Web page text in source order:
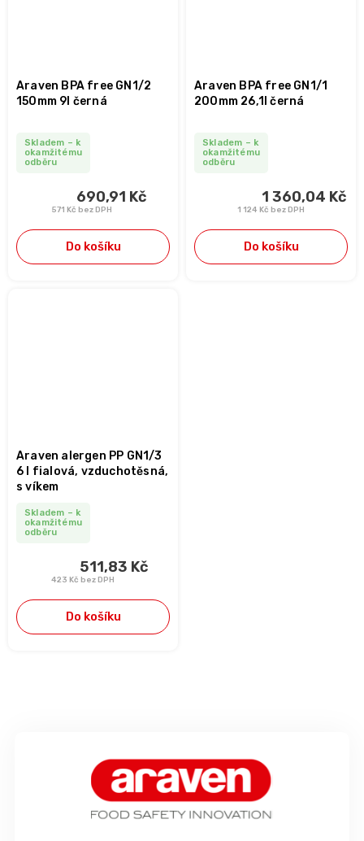
Araven BPA free GN1/2
150mm 9l černá
Skladem – k
okamžitému
odběru
571 Kč bez DPH
690,91 Kč
Do košíku
Araven BPA free GN1/1
200mm 26,1l černá
Skladem – k
okamžitému
odběru
1 124 Kč bez DPH
1 360,04 Kč
Do košíku
Araven alergen PP GN1/3
6 l fialová, vzduchotěsná,
s víkem
Skladem – k
okamžitému
odběru
423 Kč bez DPH
511,83 Kč
Do košíku